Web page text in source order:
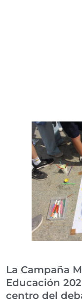
La Campaña
Educación
centro del